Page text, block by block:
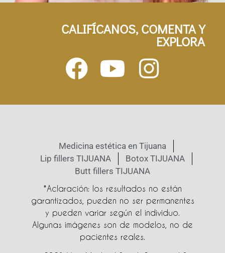
CALIFÍCANOS, COMENTA Y
EXPLORA
Medicina estética en Tijuana
Lip fillers TIJUANA
Botox TIJUANA
Butt fillers TIJUANA
*Aclaración: los resultados no están
garantizados, pueden no ser permanentes
y pueden variar según el individuo.
Algunas imágenes son de modelos, no de
pacientes reales.